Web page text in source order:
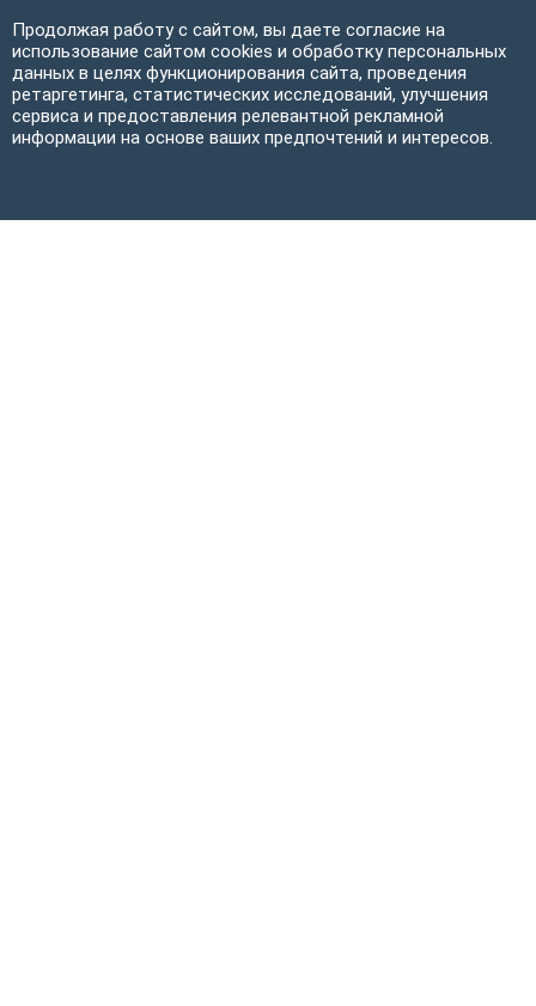
Продолжая работу с сайтом, вы даете согласие на
использование сайтом cookies и обработку персональных
данных в целях функционирования сайта, проведения
ретаргетинга, статистических исследований, улучшения
сервиса и предоставления релевантной рекламной
информации на основе ваших предпочтений и интересов.